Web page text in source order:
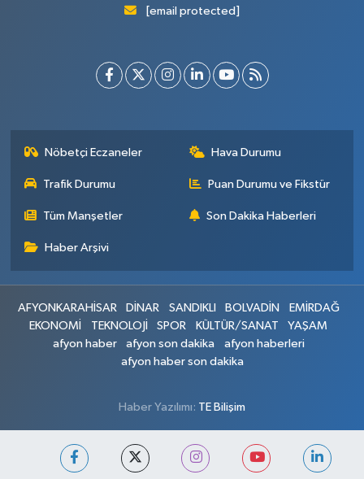
[email protected]
Nöbetçi Eczaneler Hava Durumu
Trafik Durumu Puan Durumu ve Fikstür
Tüm Manşetler Son Dakika Haberleri
Haber Arşivi
AFYONKARAHİSAR DİNAR SANDIKLI BOLVADİN
EMİRDAĞ
EKONOMİ
TEKNOLOJİ SPOR KÜLTÜR/SANAT
YAŞAM
afyon haber
afyon son dakika
afyon haberleri
afyon haber son dakika
Haber Yazılımı: TE Bilişim